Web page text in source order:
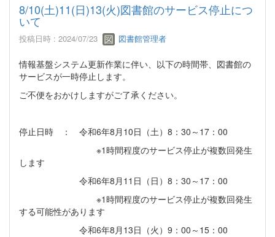
8/10(土)11(日)13(火)図書館のサービス停止につ
いて
投稿日時 : 2024/07/23 図書館管理者
情報基盤システム更新作業に伴い、以下の時間帯、図書館の
サービスが一時停止します。
ご不便をおかけしますがご了承ください。
停止日時 ： 令和6年8月10日（土）8：30～17：00
※1時間程度のサービス停止が複数回発生
します
令和6年8月11日（日）8：30～17：00
※1時間程度のサービス停止が複数回発生
する可能性があります
令和6年8月13日（火）9：00～15：00